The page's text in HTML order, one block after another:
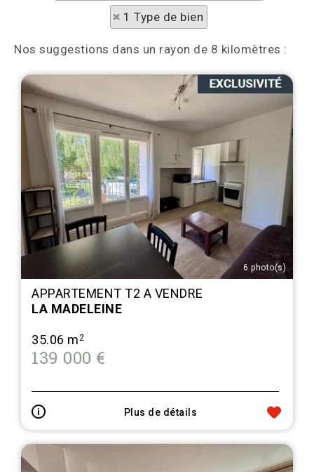
1 Type de bien
Nos suggestions dans un rayon de 8 kilomètres :
6 photo(s)
APPARTEMENT T2 A VENDRE
LA MADELEINE
35.06 m2
139 000 €
Plus de détails